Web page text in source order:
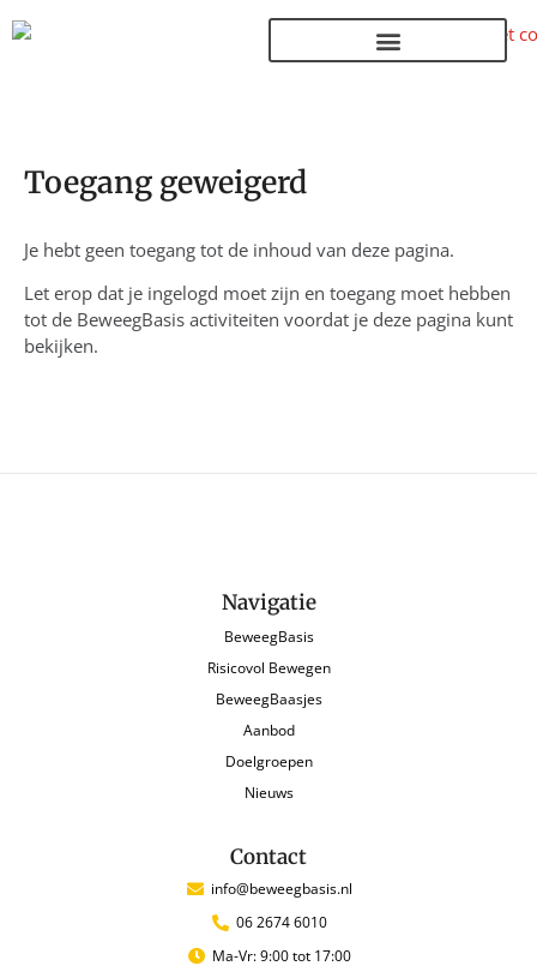
Toegang geweigerd
Je hebt geen toegang tot de inhoud van deze pagina.
Let erop dat je ingelogd moet zijn en toegang moet hebben
tot de BeweegBasis activiteiten voordat je deze pagina kunt
bekijken.
Navigatie
BeweegBasis
Risicovol Bewegen
BeweegBaasjes
Aanbod
Doelgroepen
Nieuws
Contact
info@beweegbasis.nl
06 2674 6010
Ma-Vr: 9:00 tot 17:00